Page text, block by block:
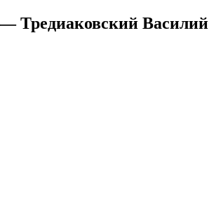
Тредиаковский Василий